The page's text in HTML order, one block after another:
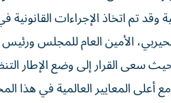
وقد تم اتخاذ الإجراءات
الأمين العام للمجلس ورئيس
سعى القرار إلى وضع الإطار
أعلى المعايير العالمية في هذا